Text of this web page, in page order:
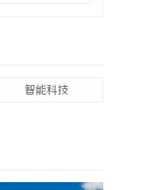
智能科技